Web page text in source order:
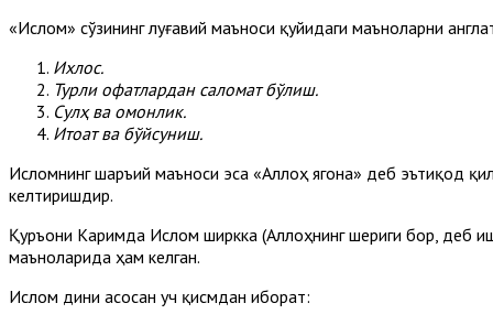
«Ислом» сўзининг луғавий маъноси қуйидаги маъноларни
Ихлос.
Турли офатлардан саломат бўлиш.
Сулҳ ва омонлик.
Итоат ва бўйсуниш.
Исломнинг шаръий маъноси эса «Аллоҳ ягона» деб эътиқод
келтиришдир.
Қуръони Каримда Ислом ширкка (Аллоҳнинг шериги бор, деб
маъноларида ҳам келган.
Ислом дини асосан уч қисмдан иборат: